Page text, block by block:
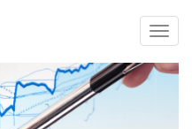
Toggle